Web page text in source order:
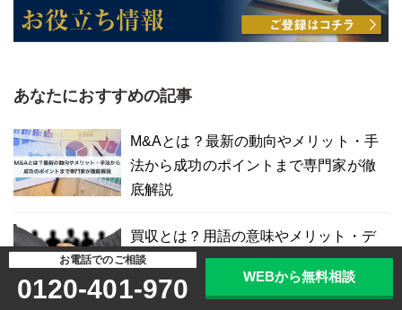
あなたにおすすめの記事
M&Aとは？最新の動向やメリット・手
法から成功のポイントまで専門家が徹
底解説
買収とは？用語の意味やメリット・デ
メリット、M&A手法、買収防衛策も解
説
お電話でのご相談
0120-401-970 WEBから無料相談